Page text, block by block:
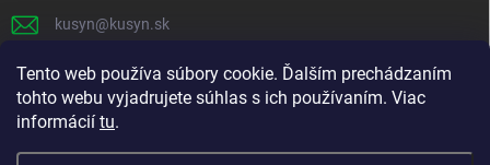
Tento web používa súbory cookie. Ďalším prechádzaním
tohto webu vyjadrujete súhlas s ich používaním. Viac
informácií tu.
kusyn@kusyn.sk
+421 903 445 999
labtech_svk